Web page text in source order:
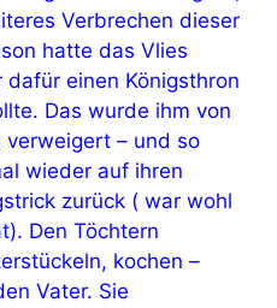
Verbrechen dieser
hatte das Vlies
einen Königsthron
Das wurde ihm von
verweigert – und so
wieder auf ihren
zurück ( war wohl
Den Töchtern
kochen –
Vater. Sie